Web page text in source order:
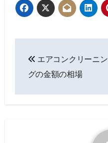
エアコンクリーニン
グの金額の相場